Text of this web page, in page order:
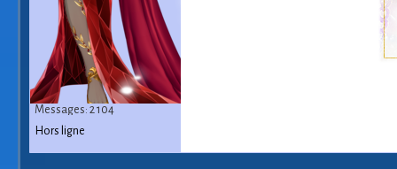
Messages: 2 104
Hors ligne